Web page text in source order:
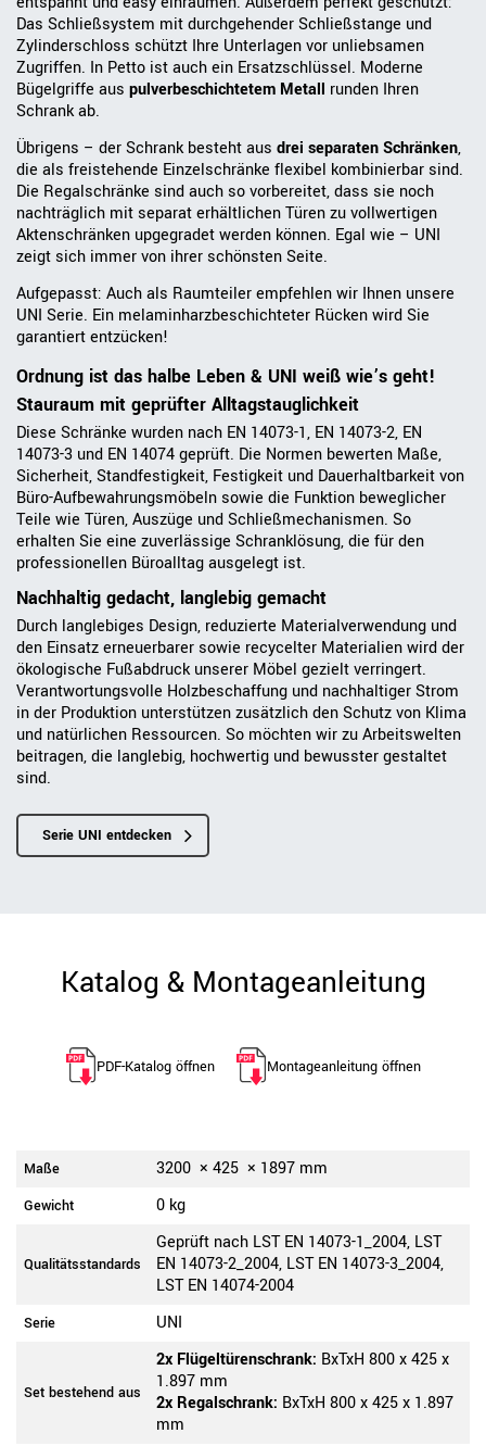
Das Schließsystem mit durchgehender Schließstange und
Zylinderschloss schützt Ihre Unterlagen vor unliebsamen
Zugriffen. In Petto ist auch ein Ersatzschlüssel. Moderne
Bügelgriffe aus pulverbeschichtetem Metall runden Ihren
Schrank ab.
Übrigens – der Schrank besteht aus drei separaten Schränken,
die als freistehende Einzelschränke flexibel kombinierbar sind.
Die Regalschränke sind auch so vorbereitet, dass sie noch
nachträglich mit separat erhältlichen Türen zu vollwertigen
Aktenschränken upgegradet werden können. Egal wie – UNI
zeigt sich immer von ihrer schönsten Seite.
Aufgepasst: Auch als Raumteiler empfehlen wir Ihnen unsere
UNI Serie. Ein melaminharzbeschichteter Rücken wird Sie
garantiert entzücken!
Ordnung ist das halbe Leben & UNI weiß wie’s geht!
Stauraum mit geprüfter Alltagstauglichkeit
Diese Schränke wurden nach EN 14073-1, EN 14073-2, EN
14073-3 und EN 14074 geprüft. Die Normen bewerten Maße,
Sicherheit, Standfestigkeit, Festigkeit und Dauerhaltbarkeit von
Büro-Aufbewahrungsmöbeln sowie die Funktion beweglicher
Teile wie Türen, Auszüge und Schließmechanismen. So
erhalten Sie eine zuverlässige Schranklösung, die für den
professionellen Büroalltag ausgelegt ist.
Nachhaltig gedacht, langlebig gemacht
Durch langlebiges Design, reduzierte Materialverwendung und
den Einsatz erneuerbarer sowie recycelter Materialien wird der
ökologische Fußabdruck unserer Möbel gezielt verringert.
Verantwortungsvolle Holzbeschaffung und nachhaltiger Strom
in der Produktion unterstützen zusätzlich den Schutz von Klima
und natürlichen Ressourcen. So möchten wir zu Arbeitswelten
beitragen, die langlebig, hochwertig und bewusster gestaltet
sind.
Serie UNI entdecken
Katalog & Montageanleitung
PDF-Katalog öffnen Montageanleitung öffnen
Maße 3200 × 425 × 1897 mm
Gewicht 0 kg
Qualitätsstandards
Geprüft nach LST EN 14073-1_2004, LST
EN 14073-2_2004, LST EN 14073-3_2004,
LST EN 14074-2004
Serie UNI
Set bestehend aus
2x Flügeltürenschrank: BxTxH 800 x 425 x
1.897 mm
2x Regalschrank: BxTxH 800 x 425 x 1.897
mm